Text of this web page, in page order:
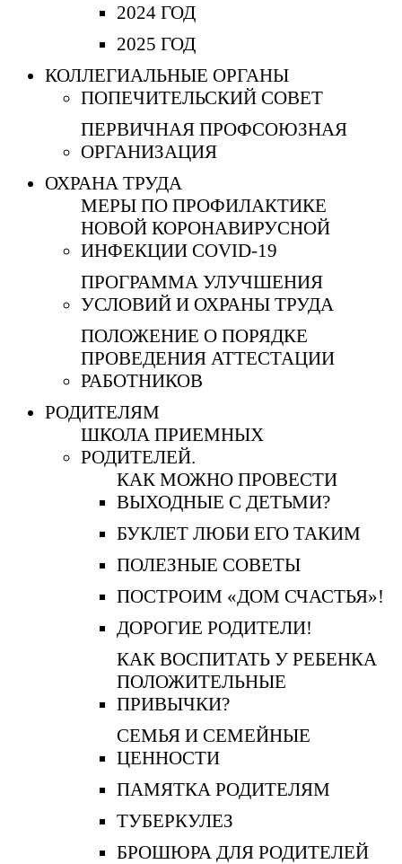
2024 ГОД
2025 ГОД
КОЛЛЕГИАЛЬНЫЕ ОРГАНЫ
ПОПЕЧИТЕЛЬСКИЙ СОВЕТ
ПЕРВИЧНАЯ ПРОФСОЮЗНАЯ
ОРГАНИЗАЦИЯ
ОХРАНА ТРУДА
МЕРЫ ПО ПРОФИЛАКТИКЕ
НОВОЙ КОРОНАВИРУСНОЙ
ИНФЕКЦИИ COVID-19
ПРОГРАММА УЛУЧШЕНИЯ
УСЛОВИЙ И ОХРАНЫ ТРУДА
ПОЛОЖЕНИЕ О ПОРЯДКЕ
ПРОВЕДЕНИЯ АТТЕСТАЦИИ
РАБОТНИКОВ
РОДИТЕЛЯМ
ШКОЛА ПРИЕМНЫХ
РОДИТЕЛЕЙ.
КАК МОЖНО ПРОВЕСТИ
ВЫХОДНЫЕ С ДЕТЬМИ?
БУКЛЕТ ЛЮБИ ЕГО ТАКИМ
ПОЛЕЗНЫЕ СОВЕТЫ
ПОСТРОИМ «ДОМ СЧАСТЬЯ»!
ДОРОГИЕ РОДИТЕЛИ!
КАК ВОСПИТАТЬ У РЕБЕНКА
ПОЛОЖИТЕЛЬНЫЕ
ПРИВЫЧКИ?
СЕМЬЯ И СЕМЕЙНЫЕ
ЦЕННОСТИ
ПАМЯТКА РОДИТЕЛЯМ
ТУБЕРКУЛЕЗ
БРОШЮРА ДЛЯ РОДИТЕЛЕЙ